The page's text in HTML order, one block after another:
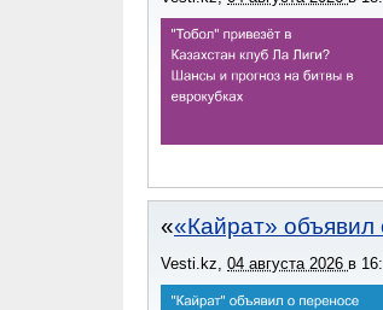
«Кайрат»
Vesti.kz, 04 августа 2026 в